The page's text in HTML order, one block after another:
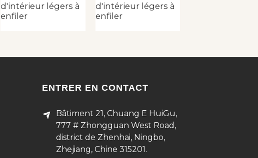
d'intérieur légers à
enfiler
d'intérieur légers à
enfiler
ENTRER EN CONTACT
Bâtiment 21, Chuang E HuiGu,
777 # Zhongguan West Road,
district de Zhenhai, Ningbo,
Zhejiang, Chine 315201.